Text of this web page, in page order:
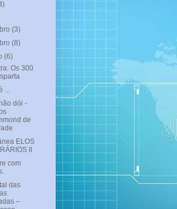
(3)
(8)
(6)
Os 300
...
dói -
de
ELOS
II
com
das
–